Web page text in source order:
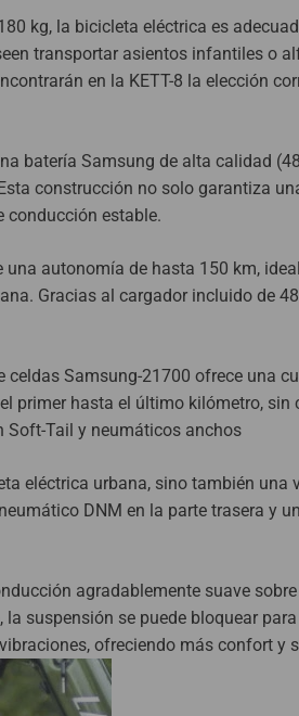
kg, la bicicleta eléctrica es
transportar asientos infantiles o
en la KETT-8 la elección
batería Samsung de alta calidad
construcción no solo garantiza
conducción estable.
autonomía de hasta 150 km,
Gracias al cargador incluido de
Samsung-21700 ofrece una
primer hasta el último kilómetro, sin
Soft-Tail y neumáticos anchos
eléctrica urbana, sino también una
DNM en la parte trasera y
agradablemente suave
suspensión se puede bloquear
ofreciendo más confort y